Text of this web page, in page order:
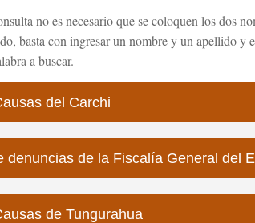
no es necesario que se coloquen los dos
basta con ingresar un nombre y un apellido y
a buscar.
del Carchi
denuncias de la Fiscalía General del
de Tungurahua